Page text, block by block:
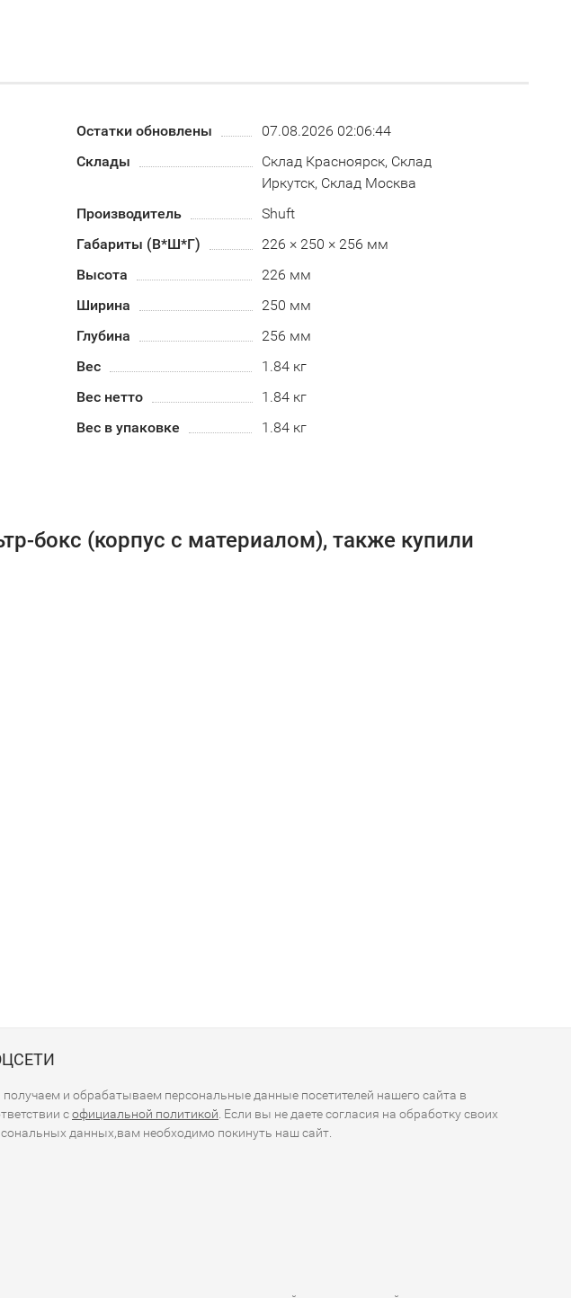
Остатки обновлены
07.08.2026 02:06:44
Склады
Склад Красноярск, Склад
Иркутск, Склад Москва
Производитель
Shuft
Габариты (В*Ш*Г)
226 × 250 × 256 мм
Высота
226 мм
Ширина
250 мм
Глубина
256 мм
Вес
1.84 кг
Вес нетто
1.84 кг
Вес в упаковке
1.84 кг
бокс (корпус с материалом), также купили
и обрабатываем персональные данные посетителей нашего сайта в
софициальной политикой . Если вы не даете согласия на обработку своих
данных,вам необходимо покинуть наш сайт.